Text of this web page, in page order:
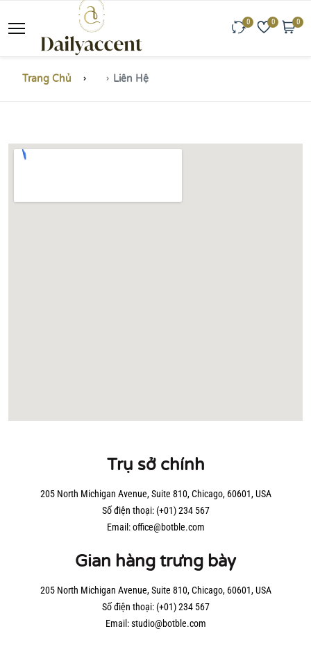
0 0 0
Trang Chủ Liên Hệ
Trụ sở chính
205 North Michigan Avenue, Suite 810, Chicago, 60601, USA
Số điện thoại:(+01) 234 567
Email:office@botble.com
Gian hàng trưng bày
205 North Michigan Avenue, Suite 810, Chicago, 60601, USA
Số điện thoại:(+01) 234 567
Email:studio@botble.com